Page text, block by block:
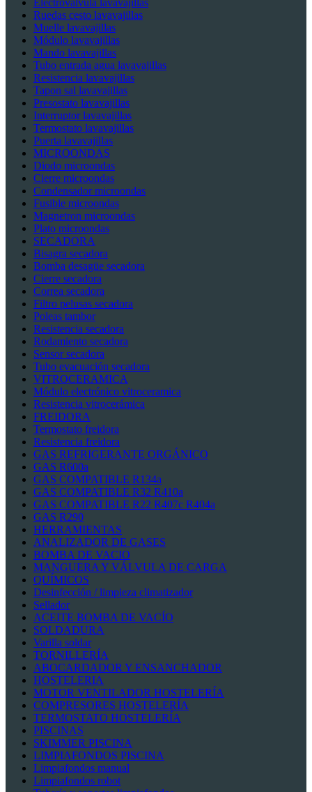
Electroválvula lavavajillas
Ruedas cesto lavavajillas
Muelle lavavajillas
Módulo lavavajillas
Mando lavavajillas
Tubo entrada agua lavavajillas
Resistencia lavavajillas
Tapon sal lavavajillas
Presostato lavavajillas
Interruptor lavavajillas
Termostato lavavajillas
Puerta lavavajillas
MICROONDAS
Diodo microondas
Cierre microondas
Condensador microondas
Fusible microondas
Magnetron microondas
Plato microondas
SECADORA
Bisagra secadora
Bomba desagüe secadora
Cierre secadora
Correa secadora
Filtro pelusas secadora
Poleas tambor
Resistencia secadora
Rodamiento secadora
Sensor secadora
Tubo evacuación secadora
VITROCERAMICA
Módulo electrónico vitroceramica
Resistencia vitrocerámica
FREIDORA
Termostato freidora
Resistencia freidora
GAS REFRIGERANTE ORGÁNICO
GAS R600a
GAS COMPATIBLE R134a
GAS COMPATIBLE R32 R410a
GAS COMPATIBLE R22 R407c R404a
GAS R290
HERRAMIENTAS
ANALIZADOR DE GASES
BOMBA DE VACIO
MANGUERA Y VÁLVULA DE CARGA
QUÍMICOS
Desinfección / limpieza climatizador
Sellador
ACEITE BOMBA DE VACÍO
SOLDADURA
Varilla soldar
TORNILLERÍA
ABOCARDADOR Y ENSANCHADOR
HOSTELERIA
MOTOR VENTILADOR HOSTELERÍA
COMPRESORES HOSTELERÍA
TERMOSTATO HOSTELERÍA
PISCINAS
SKIMMER PISCINA
LIMPIAFONDOS PISCINA
Limpiafondos manual
Limpiafondos robot